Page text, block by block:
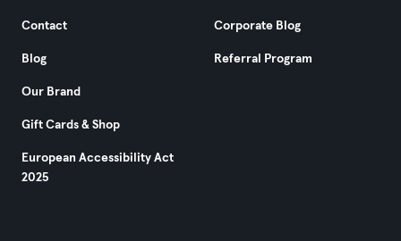
Contact
Blog
Our Brand
Gift Cards & Shop
European Accessibility Act
2025
Corporate Blog
Referral Program